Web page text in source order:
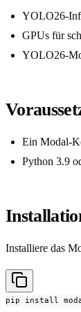
YOLO26-
GPUs für
YOLO26-
Ein Modal-
Python 3.9
Installiere das
pip install